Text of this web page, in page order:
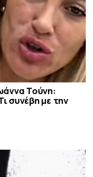
Τούνη:
συνέβη με την